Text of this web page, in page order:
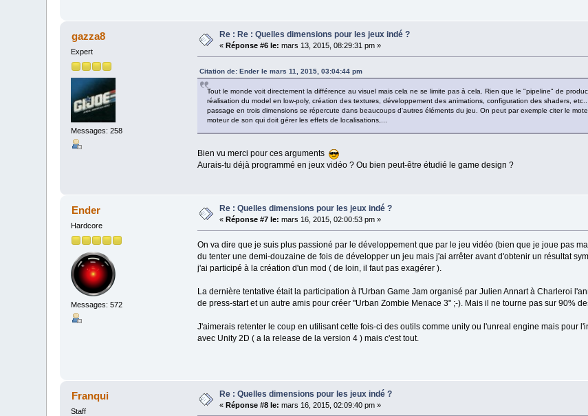
gazza8
Expert
Messages: 258
Re : Re : Quelles dimensions pour les jeux indé ?
« Réponse #6 le: mars 13, 2015, 08:29:31 pm »
Citation de: Ender le mars 11, 2015, 03:04:44 pm
Tout le monde voit directement la différence au visuel mais cela ne se limite pas à cela. Rien que le "pipeline" de
réalisation du model en low-poly, création des textures, développement des animations, configuration des shaders,
passage en trois dimensions se répercute dans beaucoups d'autres éléments du jeu. On peut par exemple citer le
moteur de son qui doit gérer les effets de localisations,...
Bien vu merci pour ces arguments
Aurais-tu déjà programmé en jeux vidéo ? Ou bien peut-être étudié le game design ?
Ender
Hardcore
Messages: 572
Re : Quelles dimensions pour les jeux indé ?
« Réponse #7 le: mars 16, 2015, 02:00:53 pm »
On va dire que je suis plus passioné par le développement que par le jeu vidéo (bien que je joue pas
du tenter une demi-douzaine de fois de développer un jeu mais j'ai arrêter avant d'obtenir un résultat
j'ai participé à la création d'un mod ( de loin, il faut pas exagérer ).
La dernière tentative était la participation à l'Urban Game Jam organisé par Julien Annart à Charleroi
de press-start et un autre amis pour créer "Urban Zombie Menace 3" ;-). Mais il ne tourne pas sur 90%
J'aimerais retenter le coup en utilisant cette fois-ci des outils comme unity ou l'unreal engine mais pour
avec Unity 2D ( a la release de la version 4 ) mais c'est tout.
Franqui
Staff
Re : Quelles dimensions pour les jeux indé ?
«Réponse #8 le: mars 16, 2015, 02:09:40 pm »